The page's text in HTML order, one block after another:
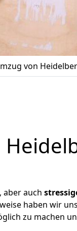
von
aber auch
haben wir
zu machen